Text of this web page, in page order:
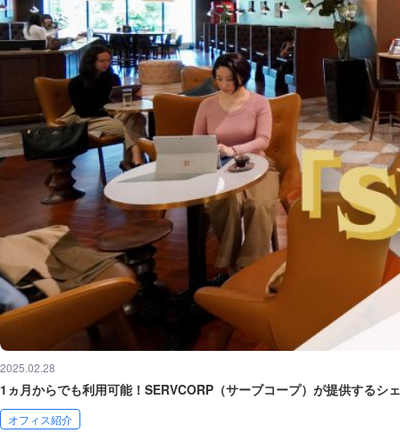
2025.02.28
1ヵ月からでも利用可能！SERVCORP（サーブコープ）が提供するシ
オフィス紹介